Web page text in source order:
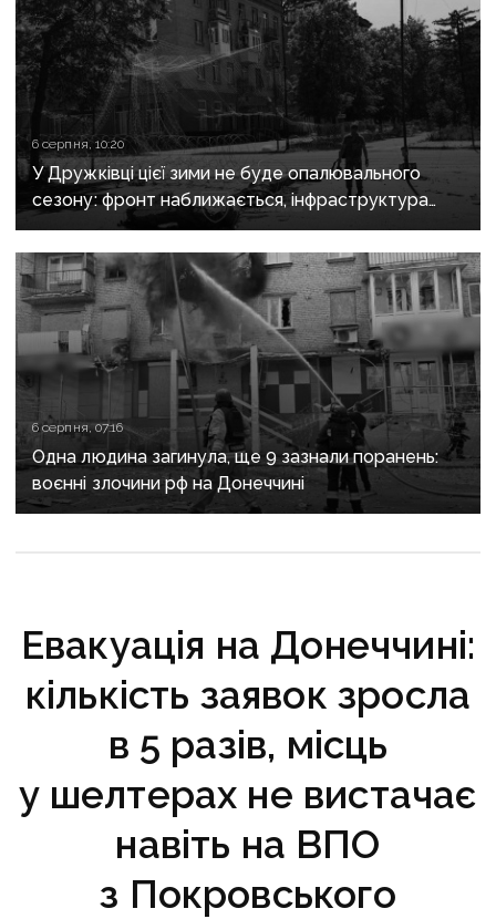
6 серпня, 10:20
У Дружківці цієї зими не буде опалювального
сезону: фронт наближається, інфраструктура
критично зруйнована
6 серпня, 07:16
Одна людина загинула, ще 9 зазнали поранень:
воєнні злочини рф на Донеччині
Евакуація на Донеччині:
кількість заявок зросла
в 5 разів, місць
у шелтерах не вистачає
навіть на ВПО
з Покровського